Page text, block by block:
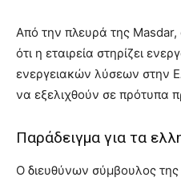
Από την πλευρά της
ότι η εταιρεία στηρίζει
ενεργειακών λύσεων στην
να εξελιχθούν σε πρότυπα
Παράδειγμα για τα
Ο διευθύνων σύμβουλος